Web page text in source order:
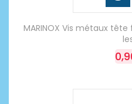
MARINOX Vis métaux